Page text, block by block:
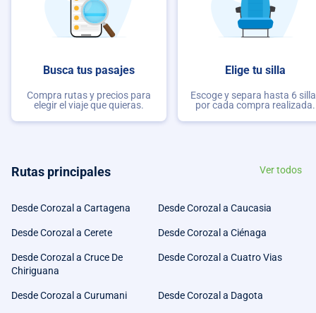
Busca tus pasajes
Compra rutas y precios para
elegir el viaje que quieras.
Elige tu silla
Escoge y separa hasta 6
por cada compra realizada.
Rutas principales Ver todos
Desde Corozal a Cartagena Desde Corozal a Caucasia
Desde Corozal a Cerete Desde Corozal a Ciénaga
Desde Corozal a Cruce De
Chiriguana
Desde Corozal a Cuatro Vias
Desde Corozal a Curumani Desde Corozal a Dagota